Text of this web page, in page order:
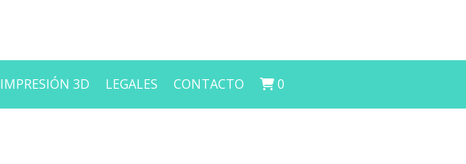
IMPRESIÓN 3D LEGALES CONTACTO 0